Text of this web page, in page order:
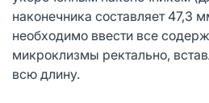
наконечника составляет 47,3
необходимо ввести все
микроклизмы ректально,
всю длину.